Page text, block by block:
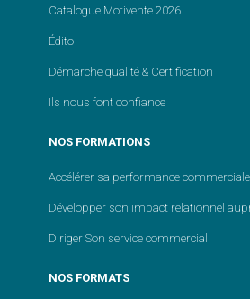
Catalogue Motivente 2026
Édito
Démarche qualité & Certification
Ils nous font confiance
NOS FORMATIONS
Accélérer sa performance commerciale
Développer son impact relationnel
Diriger Son service commercial
NOS FORMATS